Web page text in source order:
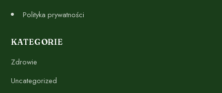
Polityka prywatności
KATEGORIE
Zdrowie
Uncategorized